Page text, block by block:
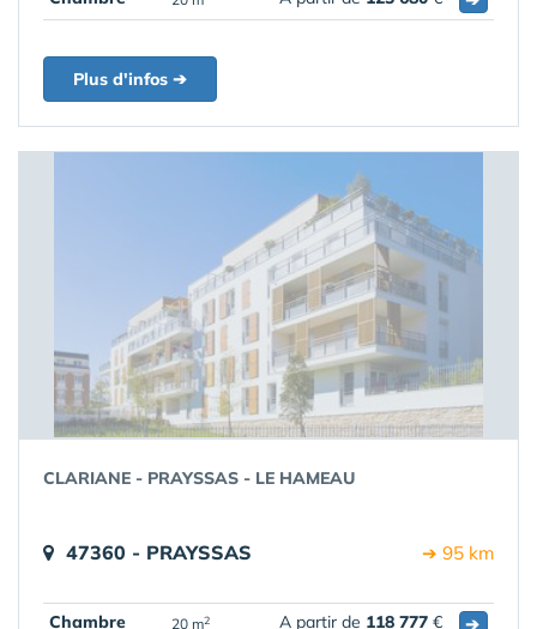
Plus d'infos ➔
CLARIANE - PRAYSSAS - LE HAMEAU
47360 - PRAYSSAS ➔ 95 km
Chambre 20 m2 A partir de 118 777 € ➔